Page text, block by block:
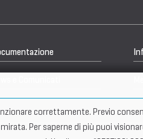
correttamente. Previo
Per saperne di più puoi